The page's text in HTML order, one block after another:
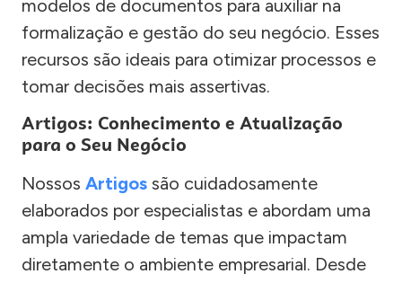
modelos de documentos para auxiliar na
formalização e gestão do seu negócio. Esses
recursos são ideais para otimizar processos e
tomar decisões mais assertivas.
Artigos: Conhecimento e Atualização
para o Seu Negócio
Nossos Artigos são cuidadosamente
elaborados por especialistas e abordam uma
ampla variedade de temas que impactam
diretamente o ambiente empresarial. Desde